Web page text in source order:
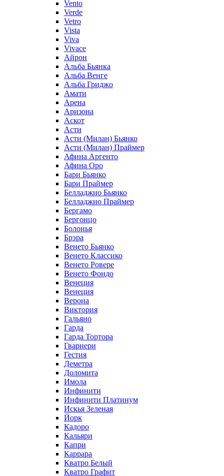
Vento
Verde
Vetro
Vista
Viva
Vivace
Айрон
Альба Бьянка
Альба Венге
Альба Гриджо
Амати
Арена
Аризона
Аскот
Асти
Асти (Милан) Бьянко
Асти (Милан) Праймер
Афина Аргенто
Афина Оро
Бари Бьянко
Бари Праймер
Белладжио Бьянко
Белладжио Праймер
Бергамо
Бергонцо
Болонья
Брэра
Венето Бьянко
Венето Классико
Венето Ровере
Венето Фондо
Венеция
Венеция
Верона
Виктория
Гальяно
Гарда
Гарда Тортора
Гварнери
Гестия
Деметра
Доломита
Имола
Инфинити
Инфинити Платинум
Искья Зеленая
Йорк
Кадоро
Кальяри
Капри
Каррара
Кватро Белый
Кватро Графит